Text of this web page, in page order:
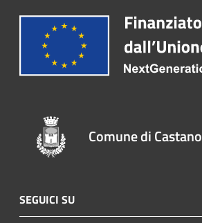
Comune di
SEGUICI SU